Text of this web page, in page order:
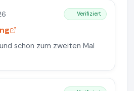
Verifiziert
schon zum zweiten Mal